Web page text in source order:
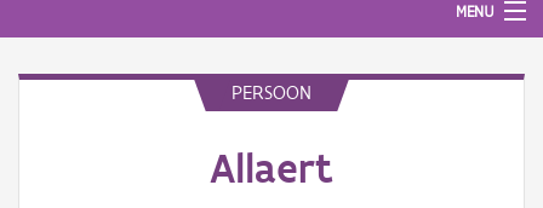
MENU
PERSOON
Allaert